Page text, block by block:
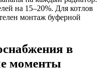
на 15–20%. Для котлов
монтаж буферной
в
моменты